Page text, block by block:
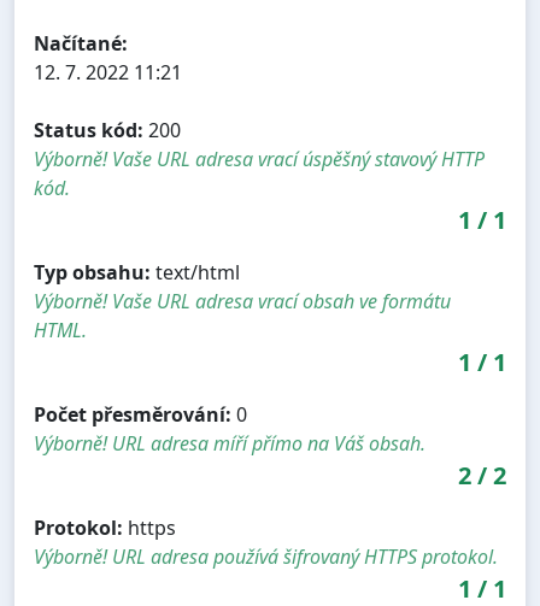
Načítané:
12. 7. 2022 11:21
Status kód: 200
Výborně! Vaše URL adresa vrací úspěšný stavový HTTP
kód.
1 / 1
Typ obsahu: text/html
Výborně! Vaše URL adresa vrací obsah ve formátu
HTML.
1 / 1
Počet přesměrování: 0
Výborně! URL adresa míří přímo na Váš obsah.
2/2
Protokol: https
Výborně! URL adresa používá šifrovaný HTTPS protokol.
1 / 1